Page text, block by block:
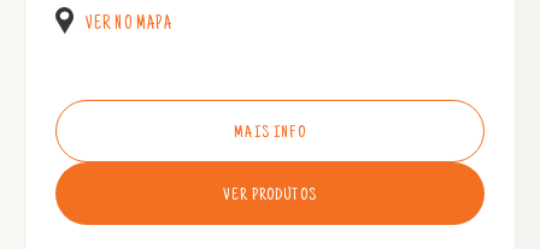
VER NO MAPA
MAIS INFO
VER PRODUTOS